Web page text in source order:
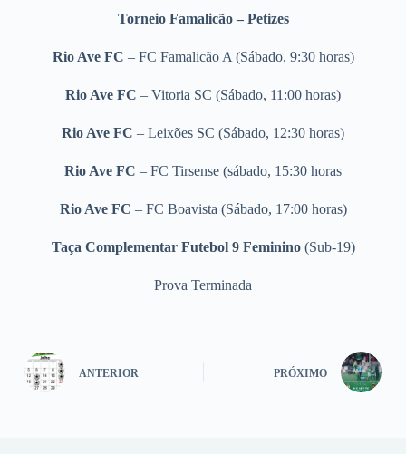
Torneio Famalicão – Petizes
Rio Ave FC – FC Famalicão A (Sábado, 9:30 horas)
Rio Ave FC – Vitoria SC (Sábado, 11:00 horas)
Rio Ave FC – Leixões SC (Sábado, 12:30 horas)
Rio Ave FC – FC Tirsense (sábado, 15:30 horas
Rio Ave FC – FC Boavista (Sábado, 17:00 horas)
Taça Complementar Futebol 9 Feminino (Sub-19)
Prova Terminada
ANTERIOR PRÓXIMO